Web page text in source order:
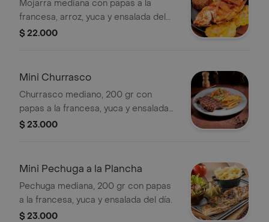
Mojarra mediana con papas a la
francesa, arroz, yuca y ensalada del
día.
$ 22.000
Mini Churrasco
Churrasco mediano, 200 gr con
papas a la francesa, yuca y ensalada
del día.
$ 23.000
Mini Pechuga a la Plancha
Pechuga mediana, 200 gr con papas
a la francesa, yuca y ensalada del día.
$ 23.000